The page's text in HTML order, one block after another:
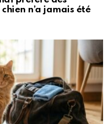
n’a jamais été